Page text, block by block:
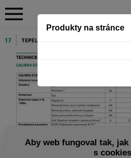
Produkty na stránce
Aby web fungoval tak,
s